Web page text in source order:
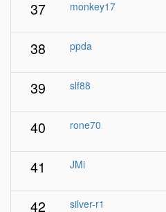
37 monkey17
38 ppda
39 slf88
40 rone70
41 JMi
42 silver-r1